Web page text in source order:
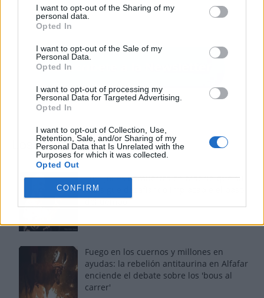
I want to opt-out of the Sharing of my
personal data.
Opted In
I want to opt-out of the Sale of my
Personal Data.
Opted In
I want to opt-out of processing my
Personal Data for Targeted Advertising.
Opted In
I want to opt-out of Collection, Use,
Retention, Sale, and/or Sharing of my
Personal Data that Is Unrelated with the
Purposes for which it was collected.
Opted Out
CONFIRM
Los más vistos
Tom Jones demuestra en Madrid que su
voz sigue desafiando implacable el paso
del tiempo
Fuego en los cuernos y millones en
ayudas: la rebelión antitaurina en Alfafar
enciende el debate sobre los 'bous al
carrer'